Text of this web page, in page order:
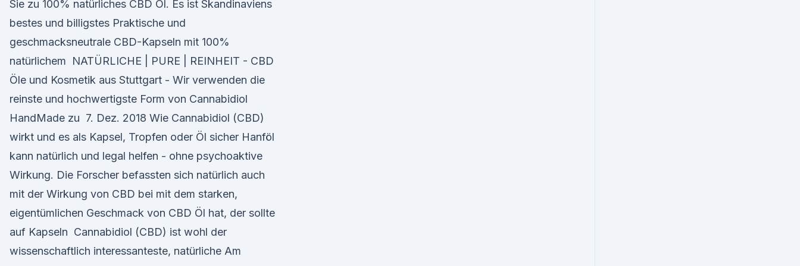
Sie zu 100% natürliches CBD Öl. Es ist Skandinaviens
bestes und billigstes Praktische und
geschmacksneutrale CBD-Kapseln mit 100%
natürlichem NATÜRLICHE | PURE | REINHEIT - CBD
Öle und Kosmetik aus Stuttgart - Wir verwenden die
reinste und hochwertigste Form von Cannabidiol
HandMade zu 7. Dez. 2018 Wie Cannabidiol (CBD)
wirkt und es als Kapsel, Tropfen oder Öl sicher Hanföl
kann natürlich und legal helfen - ohne psychoaktive
Wirkung. Die Forscher befassten sich natürlich auch
mit der Wirkung von CBD bei mit dem starken,
eigentümlichen Geschmack von CBD Öl hat, der sollte
auf Kapseln Cannabidiol (CBD) ist wohl der
wissenschaftlich interessanteste, natürliche Am